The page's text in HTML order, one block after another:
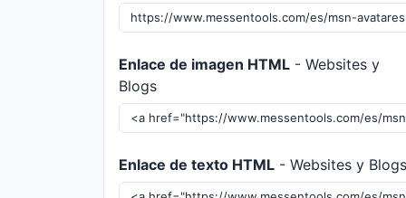
Enlace de imagen HTML - Websites y
Blogs
Enlace de texto HTML - Websites y Blogs